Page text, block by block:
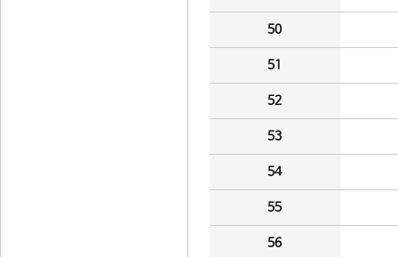
50
51
52
53
54
55
56